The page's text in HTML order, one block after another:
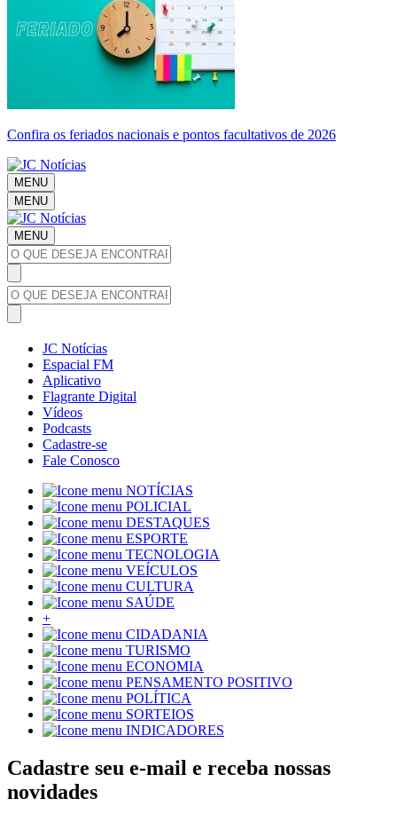
Confira os feriados nacionais e pontos facultativos de 2026
MENU
MENU
MENU
JC Notícias
Espacial FM
Aplicativo
Flagrante Digital
Vídeos
Podcasts
Cadastre-se
Fale Conosco
NOTÍCIAS
POLICIAL
DESTAQUES
ESPORTE
TECNOLOGIA
VEÍCULOS
CULTURA
SAÚDE
+
CIDADANIA
TURISMO
ECONOMIA
PENSAMENTO POSITIVO
POLÍTICA
SORTEIOS
INDICADORES
Cadastre seu e-mail e receba nossas
novidades